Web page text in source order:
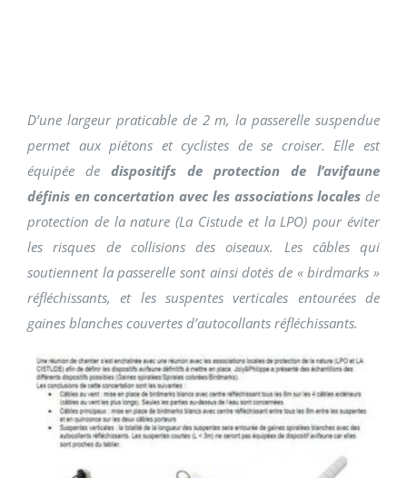
D’une largeur praticable de 2 m, la passerelle suspendue
permet aux piétons et cyclistes de se croiser. Elle est
équipée de dispositifs de protection de l’avifaune
définis en concertation avec les associations locales de
protection de la nature (La Cistude et la LPO) pour éviter
les risques de collisions des oiseaux. Les câbles qui
soutiennent la passerelle sont ainsi dotés de « birdmarks »
réfléchissants, et les suspentes verticales entourées de
gaines blanches couvertes d’autocollants réfléchissants.